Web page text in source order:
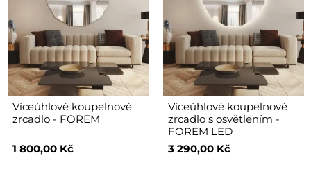
Víceúhlové koupelnové
zrcadlo - FOREM
1 800,00 Kč
Víceúhlové koupelnové
zrcadlo s osvětlením -
FOREM LED
3 290,00 Kč